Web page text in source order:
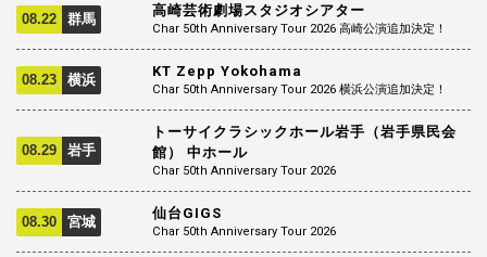
08.22 群馬 高崎芸術劇場スタジオシアター
Char 50th Anniversary Tour 2026 高崎公演追加決定！
08.23 横浜 KT Zepp Yokohama
Char 50th Anniversary Tour 2026 横浜公演追加決定！
08.29 岩手
トーサイクラシックホール岩手（岩手県民会
館） 中ホール
Char 50th Anniversary Tour 2026
08.30 宮城 仙台GIGS
Char 50th Anniversary Tour 2026